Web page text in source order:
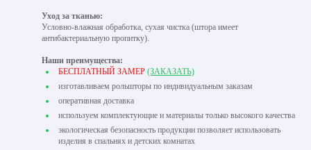
Уход за тканью:
Условно-влажная обработка, сухая чистка (штора имеет
антибактериальную пропитку).
Наши преимущества:
БЕСПЛАТНЫЙ ЗАМЕР (ЗАКАЗАТЬ)
изготавливаем рольшторы по индивидуальным заказам
оперативная доставка
используем комплектующие и материалы только высокого качества
экологическая безопасность продукции позволяет использовать
изделия в спальнях и детских комнатах